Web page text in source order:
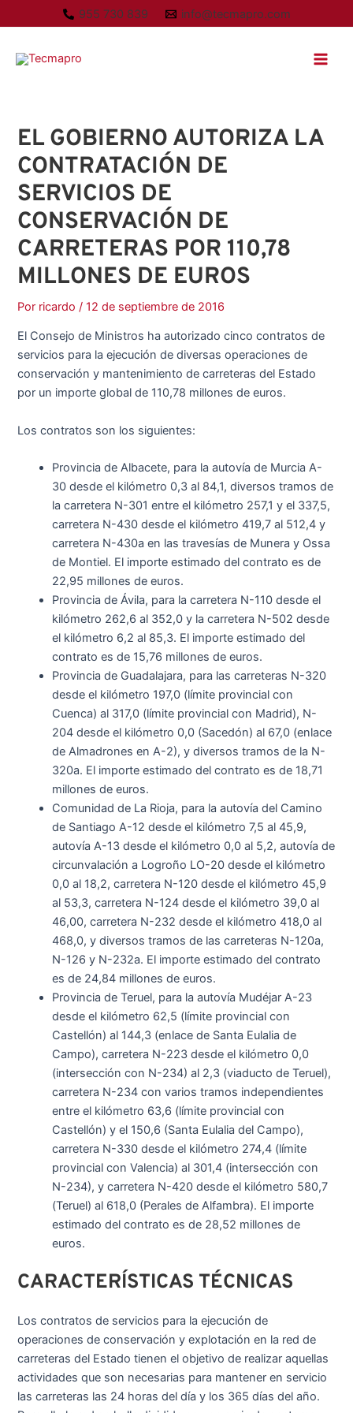
al
955 730 839 info@tecmapro.com
EL GOBIERNO AUTORIZA LA
CONTRATACIÓN DE
SERVICIOS DE
CONSERVACIÓN DE
CARRETERAS POR 110,78
MILLONES DE EUROS
Por ricardo/12 de septiembre de 2016
El Consejo de Ministros ha autorizado cinco contratos de
servicios para la ejecución de diversas operaciones de
conservación y mantenimiento de carreteras del Estado
por un importe global de 110,78 millones de euros.
Los contratos son los siguientes:
Provincia de Albacete, para la autovía de Murcia A-
30 desde el kilómetro 0,3 al 84,1, diversos tramos de
la carretera N-301 entre el kilómetro 257,1 y el 337,5,
carretera N-430 desde el kilómetro 419,7 al 512,4 y
carretera N-430a en las travesías de Munera y Ossa
de Montiel. El importe estimado del contrato es de
22,95 millones de euros.
Provincia de Ávila, para la carretera N-110 desde el
kilómetro 262,6 al 352,0 y la carretera N-502 desde
el kilómetro 6,2 al 85,3. El importe estimado del
contrato es de 15,76 millones de euros.
Provincia de Guadalajara, para las carreteras N-320
desde el kilómetro 197,0 (límite provincial con
Cuenca) al 317,0 (límite provincial con Madrid), N-
204 desde el kilómetro 0,0 (Sacedón) al 67,0 (enlace
de Almadrones en A-2), y diversos tramos de la N-
320a. El importe estimado del contrato es de 18,71
millones de euros.
Comunidad de La Rioja, para la autovía del Camino
de Santiago A-12 desde el kilómetro 7,5 al 45,9,
autovía A-13 desde el kilómetro 0,0 al 5,2, autovía de
circunvalación a Logroño LO-20 desde el kilómetro
0,0 al 18,2, carretera N-120 desde el kilómetro 45,9
al 53,3, carretera N-124 desde el kilómetro 39,0 al
46,00, carretera N-232 desde el kilómetro 418,0 al
468,0, y diversos tramos de las carreteras N-120a,
N-126 y N-232a. El importe estimado del contrato
es de 24,84 millones de euros.
Provincia de Teruel, para la autovía Mudéjar A-23
desde el kilómetro 62,5 (límite provincial con
Castellón) al 144,3 (enlace de Santa Eulalia de
Campo), carretera N-223 desde el kilómetro 0,0
(intersección con N-234) al 2,3 (viaducto de Teruel),
carretera N-234 con varios tramos independientes
entre el kilómetro 63,6 (límite provincial con
Castellón) y el 150,6 (Santa Eulalia del Campo),
carretera N-330 desde el kilómetro 274,4 (límite
provincial con Valencia) al 301,4 (intersección con
N-234), y carretera N-420 desde el kilómetro 580,7
(Teruel) al 618,0 (Perales de Alfambra). El importe
estimado del contrato es de 28,52 millones de
euros.
CARACTERÍSTICAS TÉCNICAS
Los contratos de servicios para la ejecución de
operaciones de conservación y explotación en la red de
carreteras del Estado tienen el objetivo de realizar aquellas
actividades que son necesarias para mantener en servicio
las carreteras las 24 horas del día y los 365 días del año.
c
o
s